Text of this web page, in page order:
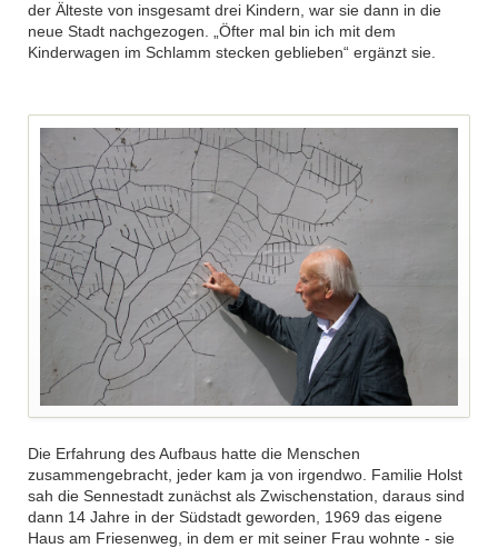
der Älteste von insgesamt drei Kindern, war sie dann in die
neue Stadt nachgezogen. „Öfter mal bin ich mit dem
Kinderwagen im Schlamm stecken geblieben“ ergänzt sie.
Die Erfahrung des Aufbaus hatte die Menschen
zusammengebracht, jeder kam ja von irgendwo. Familie Holst
sah die Sennestadt zunächst als Zwischenstation, daraus sind
dann 14 Jahre in der Südstadt geworden, 1969 das eigene
Haus am Friesenweg, in dem er mit seiner Frau wohnte - sie